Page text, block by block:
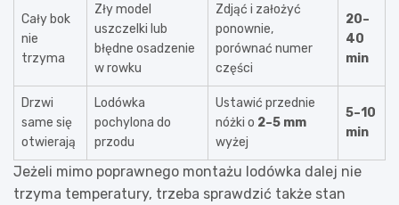
Cały bok
nie
trzyma
Zły model
uszczelki lub
błędne osadzenie
w rowku
Zdjąć i założyć
ponownie,
porównać numer
części
20–
40
min
Drzwi
same się
otwierają
Lodówka
pochylona do
przodu
Ustawić przednie
nóżki o 2–5 mm
wyżej
5–10
min
Jeżeli mimo poprawnego montażu lodówka dalej nie
trzyma temperatury, trzeba sprawdzić także stan